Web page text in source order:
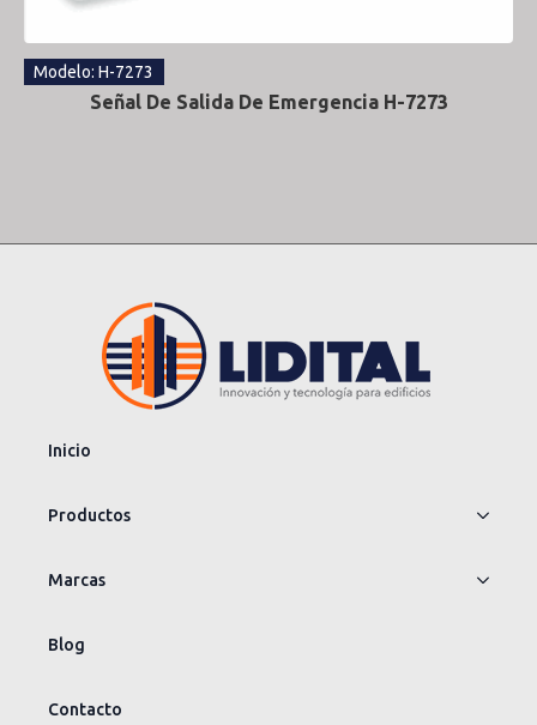
Modelo: H-7273
Señal De Salida De Emergencia H-7273
Inicio
Productos
Marcas
Blog
Contacto